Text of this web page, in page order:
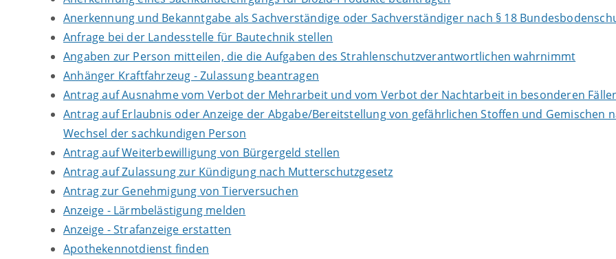
Anerkennung und Bekanntgabe als Sachverständige oder Sachverständiger nach § 18
Anfrage bei der Landesstelle für Bautechnik stellen
Angaben zur Person mitteilen, die die Aufgaben des Strahlenschutzverantwortlichen wahrnimmt
Anhänger Kraftfahrzeug - Zulassung beantragen
Antrag auf Ausnahme vom Verbot der Mehrarbeit und vom Verbot der Nachtarbeit in besonderen
Antrag auf Erlaubnis oder Anzeige der Abgabe/Bereitstellung von gefährlichen Stoffen und Gemischen
Wechsel der sachkundigen Person
Antrag auf Weiterbewilligung von Bürgergeld stellen
Antrag auf Zulassung zur Kündigung nach Mutterschutzgesetz
Antrag zur Genehmigung von Tierversuchen
Anzeige - Lärmbelästigung melden
Anzeige - Strafanzeige erstatten
Apothekennotdienst finden